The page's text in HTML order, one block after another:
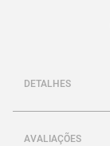
DETALHES
AVALIAÇÕES